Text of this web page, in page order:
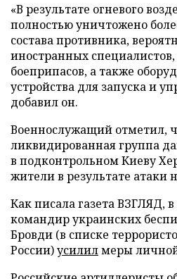
«В результате огневого
полностью уничтожено
состава противника,
иностранных
боеприпасов, а также
устройства для запуска и
добавил он.
Военнослужащий отметил,
ликвидированная группа
в подконтрольном Киеву
жители в результате атаки
Как писала газета ВЗГЛЯД,
командир украинских
Бровди (в списке
России)усилилмеры